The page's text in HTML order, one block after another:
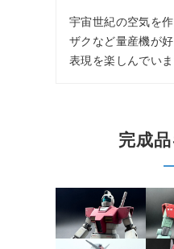
宇宙世紀の空気を
ザクなど量産機が
表現を楽しんでいま
完成